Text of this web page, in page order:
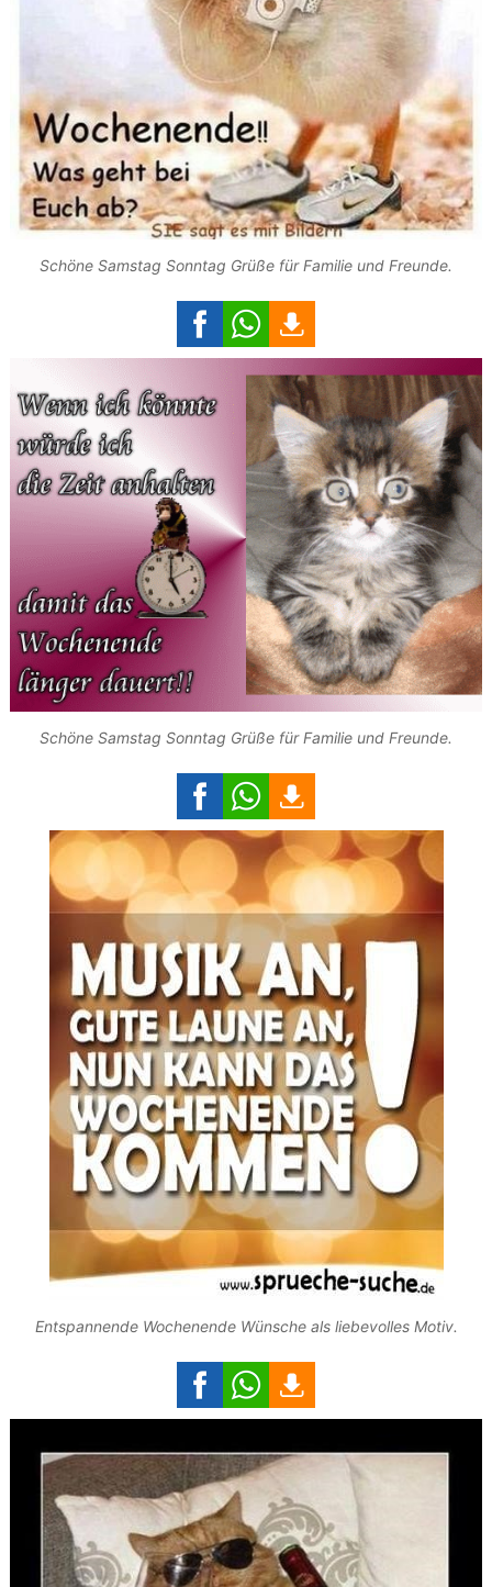
Schöne Samstag Sonntag Grüße für Familie und Freunde.
Schöne Samstag Sonntag Grüße für Familie und Freunde.
Entspannende Wochenende Wünsche als liebevolles Motiv.